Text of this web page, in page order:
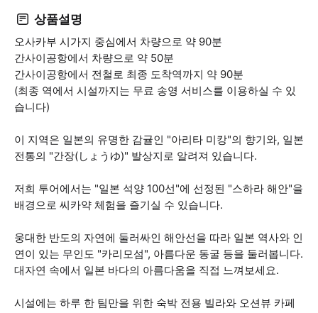
상품설명
오사카부 시가지 중심에서 차량으로 약 90분
간사이공항에서 차량으로 약 50분
간사이공항에서 전철로 최종 도착역까지 약 90분
(최종 역에서 시설까지는 무료 송영 서비스를 이용하실 수 있
습니다)
이 지역은 일본의 유명한 감귤인 "아리타 미캉"의 향기와, 일본
전통의 "간장(しょうゆ)" 발상지로 알려져 있습니다.
저희 투어에서는 "일본 석양 100선"에 선정된 "스하라 해안"을
배경으로 씨카약 체험을 즐기실 수 있습니다.
웅대한 반도의 자연에 둘러싸인 해안선을 따라 일본 역사와 인
연이 있는 무인도 "카리모섬", 아름다운 동굴 등을 둘러봅니다.
대자연 속에서 일본 바다의 아름다움을 직접 느껴보세요.
시설에는 하루 한 팀만을 위한 숙박 전용 빌라와 오션뷰 카페